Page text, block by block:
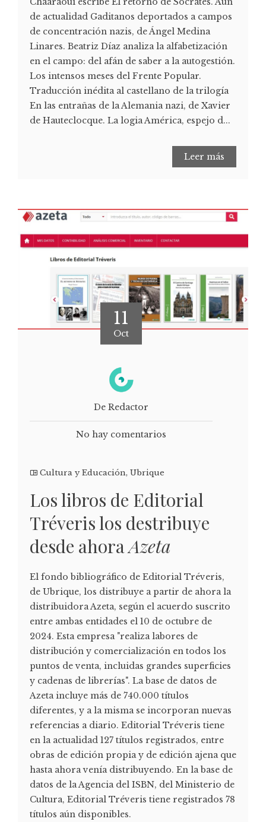
de actualidad Gaditanos deportados a campos
de concentración nazis, de Ángel Medina
Linares. Beatriz Díaz analiza la alfabetización
en el campo: del afán de saber a la autogestión.
Los intensos meses del Frente Popular.
Traducción inédita al castellano de la trilogía
En las entrañas de la Alemania nazi, de Xavier
de Hauteclocque. La logia América, espejo d...
Leer más
11
Oct
De Redactor
No hay comentarios
Cultura y Educación, Ubrique
Los libros de Editorial
Tréveris los destribuye
desde ahoraAzeta
El fondo bibliográfico de Editorial Tréveris,
de Ubrique, los distribuye a partir de ahora la
distribuidora Azeta, según el acuerdo suscrito
entre ambas entidades el 10 de octubre de
2024. Esta empresa "realiza labores de
distribución y comercialización en todos los
puntos de venta, incluidas grandes superficies
y cadenas de librerías". La base de datos de
Azeta incluye más de 740.000 títulos
diferentes, y a la misma se incorporan nuevas
referencias a diario. Editorial Tréveris tiene
en la actualidad 127 títulos registrados, entre
obras de edición propia y de edición ajena que
hasta ahora venía distribuyendo. En la base de
datos de la Agencia del ISBN, del Ministerio de
Cultura, Editorial Tréveris tiene registrados 78
títulos aún disponibles.